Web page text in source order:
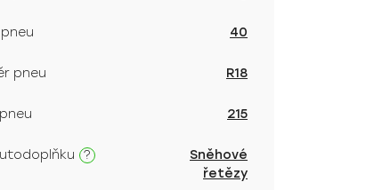
40
pneu R18
215
?
Sněhové
řetězy